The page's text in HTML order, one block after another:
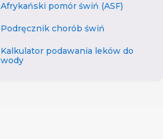
Afrykański pomór świń (ASF)
Podręcznik chorób świń
Kalkulator podawania leków do
wody